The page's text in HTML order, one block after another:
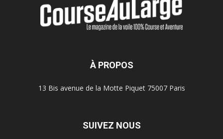
À PROPOS
13 Bis avenue de la Motte Piquet 75007 Paris
SUIVEZ NOUS